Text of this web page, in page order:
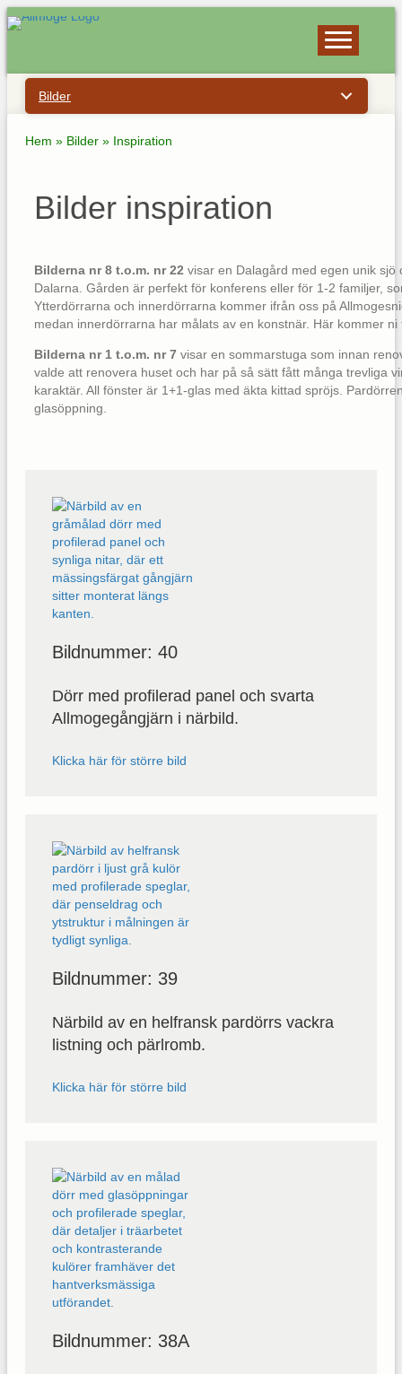
Bilder
Hem » Bilder » Inspiration
Bilder inspiration
Bilderna nr 8 t.o.m. nr 22 visar en Dalagård med egen unik
Dalarna. Gården är perfekt för konferens eller för 1-2 familjer,
Ytterdörrarna och innerdörrarna kommer ifrån oss på
medan innerdörrarna har målats av en konstnär. Här kommer
Bilderna nr 1 t.o.m. nr 7 visar en sommarstuga som innan
valde att renovera huset och har på så sätt fått många trevliga
karaktär. All fönster är 1+1-glas med äkta kittad spröjs.
glasöppning.
Bildnummer: 40
Dörr med profilerad panel och svarta
Allmogegångjärn i närbild.
Klicka här för större bild
Bildnummer: 39
Närbild av en helfransk pardörrs vackra
listning och pärlromb.
Klicka här för större bild
Bildnummer: 38A